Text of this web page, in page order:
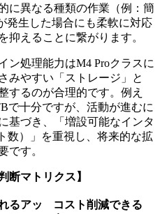
に異なる種類の作業（例：簡
発生した場合にも柔軟に対応
抑えることに繋がります。
ン処理能力はM4 Proクラスに
みやすい「ストレージ」と
するのが合理的です。例え
で十分ですが、活動が進むに
基づき、「増設可能なインタ
数）」を重視し、将来的な拡
です。
断マトリクス】
るアッ
コスト削減できる